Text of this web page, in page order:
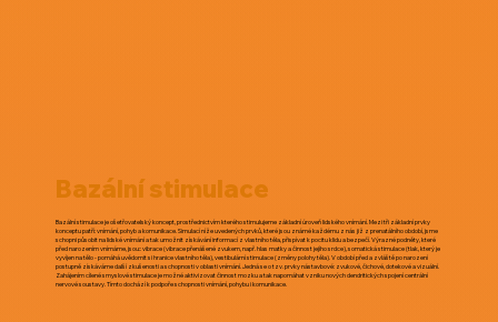
Bazální stimulace
Bazální stimulace je ošetřovatelský koncept, prostřednictvím kterého stimulujeme základní úroveň lidského vnímání. Mezi tři základní prvky
konceptu patří: vnímání, pohyb a komunikace. Simulací níže uvedených prvků, které jsou známé každému z nás již z prenatálního období, jsme
schopni působit na lidské vnímání a tak umožnit získávání informací z vlastního těla, přispívat k pocitu klidu a bezpečí. Výrazné podněty, které
před narozením vnímáme, jsou:: vibrace (vibrace přenášené zvukem, např. hlas matky a činnost jejího srdce), somatická stimulace (tlak, který je
vyvíjen na tělo - pomáhá uvědomit si hranice vlastního těla), vestibulární stimulace (změny polohy těla). V období před a zvláště po narození
postupně získáváme další zkušenosti a schopnosti v oblasti vnímání. Jedná se o tzv. prvky nástavbové: zvukové, čichové, dotekové a vizuální.
Zahájením cílené smyslové stimulace je možné aktivizovat činnost mozku a tak napomáhat vzniku nových dendritických spojení centrální
nervové soustavy. Tímto dochází k podpoře schopnosti vnímání, pohybu i komunikace.